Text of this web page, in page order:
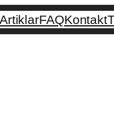
FAQKontakt